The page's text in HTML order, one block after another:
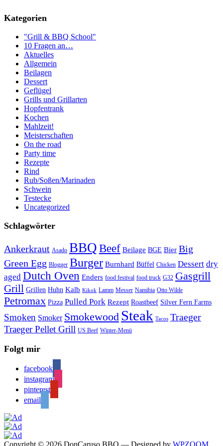
Kategorien
"Grill & BBQ School"
10 Fragen an…
Aktuelles
Allgemein
Beilagen
Dessert
Geflügel
Grills und Grillarten
Hopfentrank
Kochen
Mahlzeit!
Meisterschaften
On the road
Party time
Rezepte
Rind
Rub/Soßen/Marinaden
Schwein
Testecke
Uncategorized
Schlagwörter
Ankerkraut Asado BBQBeef Beilage BGE Bier Big
Green Egg Blogger Burger Burnhard Büffel Chicken Dessert dry
aged Dutch Oven Enders food festival food truck G32 Gasgrill
Grill Grillen Huhn Kalb Kikok Lamm Messer Namibia Otto Wilde
Petromax Pizza Pulled Pork Rezept Roastbeef Silver Fern Farms
Smoken Smoker Smokewood Steak Tacos Traeger
Traeger Pellet Grill US Beef Winter-Menü
Folgt mir
facebook
instagram
pinterest
email
Copyright © 2026 DonCaruso BBQ — Designed by WPZOOM